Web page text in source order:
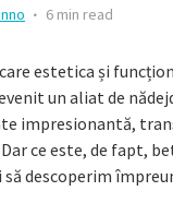
6 min read
estetica și
un aliat de
impresionantă,
ce este, de fapt,
descoperim